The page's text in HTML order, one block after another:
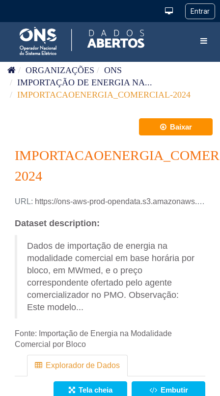
ORGANIZAÇÕES
ONS
IMPORTAÇÃO DE ENERGIA NA...
IMPORTACAOENERGIA_COMERCIAL-2024
Baixar
2024
URL: https://ons-aws-prod-opendata.s3.amazonaws.com/dataset/importacaoenergia-comercial-2-ho/IMPORTACAOENERGIA_COMERCIAL-2_2024.csv
Dataset description:
Dados de importação de energia na
modalidade comercial em base horária por
bloco, em MWmed, e o preço
correspondente ofertado pelo agente
comercializador no PMO. Observação:
Este modelo...
Fonte: Importação de Energia na Modalidade
Comercial por Bloco
Explorador de Dados
Tela cheia Embutir